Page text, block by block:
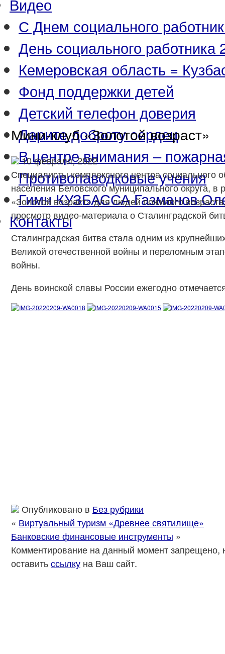
С Днем социального
День социального работника
Кемеровская область =
Фонд поддержки детей
Детский телефон доверия
Дарите доброту сердец
В центре внимания –
Противопаводковые учения
Гимн КУЗБАССА Газманов
Контакты
Мини-клуб «Золотой возраст»
10 февраля, 2022
Специалисты комплексного центра социального
населения Беловского муниципального округа, в
«Золотой возраст» для людей пожилого
просмотр видео-материала о Сталинградской
Сталинградская битва стала одним из
Великой отечественной войны и переломным
войны.
День воинской славы России ежегодно
Опубликовано в Без рубрики
« Виртуальный туризм «Древнее святилище»
Банковские финансовые инструменты »
Комментирование на данный момент запрещено,
оставитьссылку на Ваш сайт.